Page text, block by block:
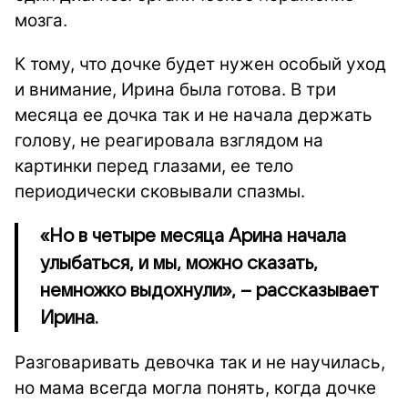
мозга.
К тому, что дочке будет нужен особый уход
и внимание, Ирина была готова. В три
месяца ее дочка так и не начала держать
голову, не реагировала взглядом на
картинки перед глазами, ее тело
периодически сковывали спазмы.
«Но в четыре месяца Арина начала
улыбаться, и мы, можно сказать,
немножко выдохнули», – рассказывает
Ирина.
Разговаривать девочка так и не научилась,
но мама всегда могла понять, когда дочке